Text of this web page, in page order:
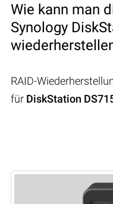
Wie kann man
Synology
RAID-
für DiskStation